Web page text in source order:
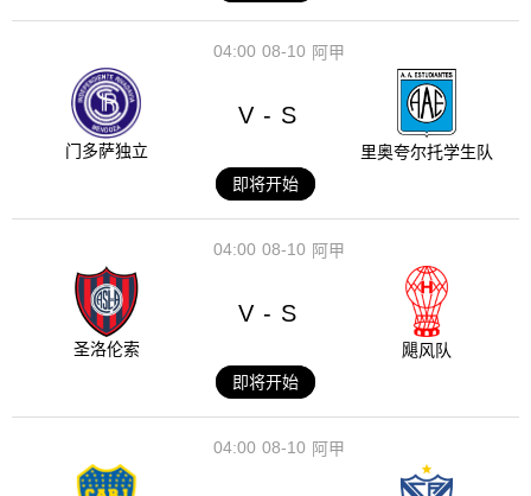
08-10
04:00 阿甲
门多萨独立
V - S
里奥夸尔托学生队
即将开始
08-10
04:00 阿甲
圣洛伦索
V - S
飓风队
即将开始
08-10
04:00 阿甲